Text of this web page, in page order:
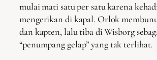
mulai mati satu per satu karena
mengerikan di kapal. Orlok
dan kapten, lalu tiba di Wisborg
“penumpang gelap” yang tak terlihat.